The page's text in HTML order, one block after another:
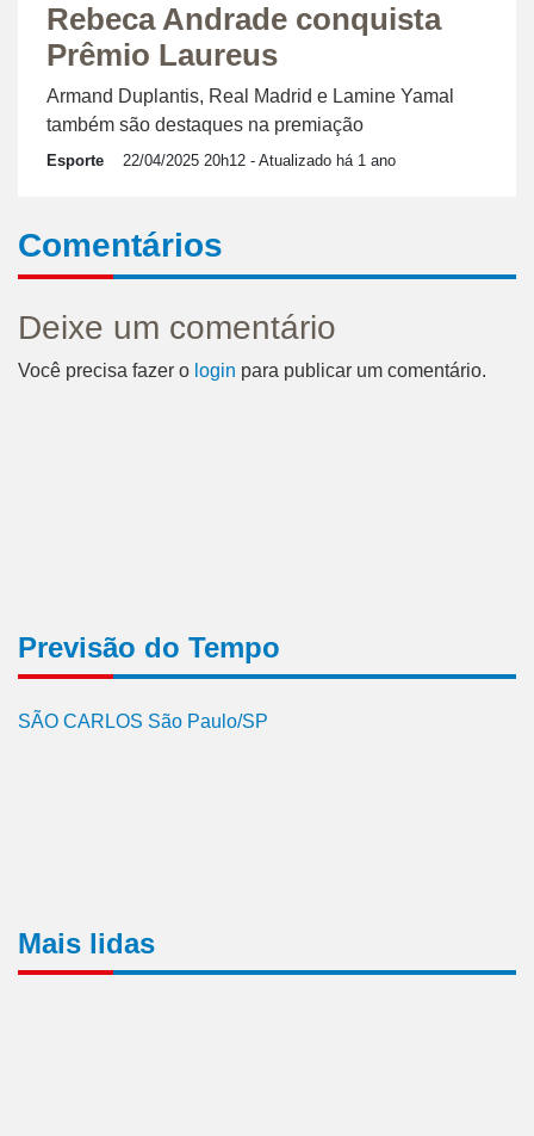
Rebeca Andrade conquista
Prêmio Laureus
Armand Duplantis, Real Madrid e Lamine Yamal
também são destaques na premiação
Esporte 22/04/2025 20h12 - Atualizado há 1 ano
Comentários
Deixe um comentário
Você precisa fazer o login para publicar um comentário.
Previsão do Tempo
SÃO CARLOS São Paulo/SP
Mais lidas